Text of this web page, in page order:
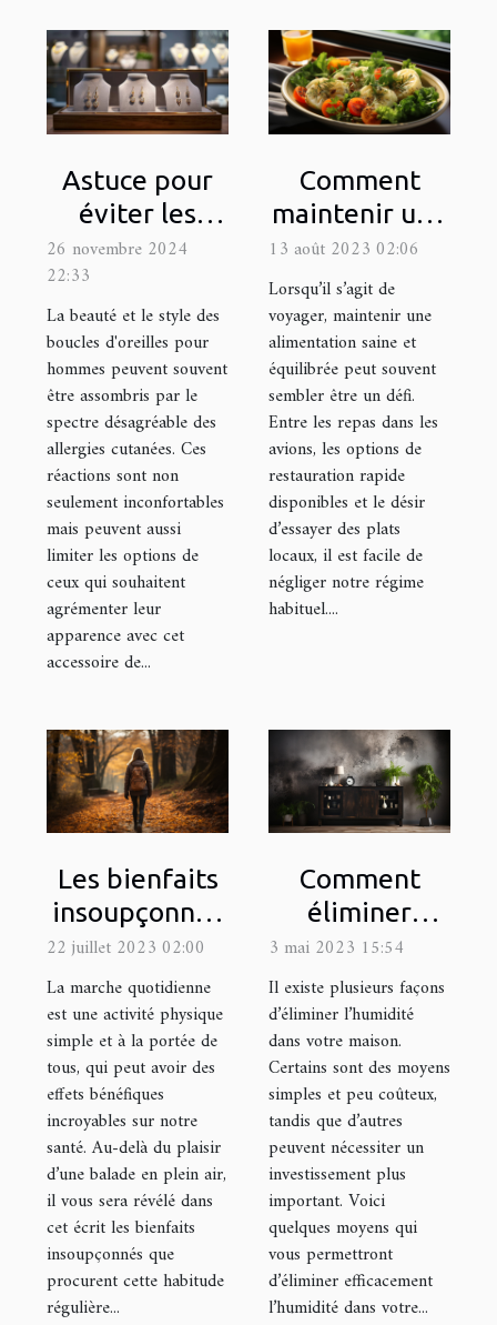
Astuce pour
éviter les
allergies avec
des boucles
d'oreilles pour
hommes
26 novembre 2024
22:33
La beauté et le style des
boucles d'oreilles pour
hommes peuvent souvent
être assombris par le
spectre désagréable des
allergies cutanées. Ces
réactions sont non
seulement inconfortables
mais peuvent aussi
limiter les options de
ceux qui souhaitent
agrémenter leur
apparence avec cet
accessoire de...
Comment
maintenir une
bonne
alimentation
lors de
voyages
13 août 2023 02:06
Lorsqu’il s’agit de
voyager, maintenir une
alimentation saine et
équilibrée peut souvent
sembler être un défi.
Entre les repas dans les
avions, les options de
restauration rapide
disponibles et le désir
d’essayer des plats
locaux, il est facile de
négliger notre régime
habituel....
Les bienfaits
insoupçonnés
de la marche
quotidienne
22 juillet 2023 02:00
La marche quotidienne
est une activité physique
simple et à la portée de
tous, qui peut avoir des
effets bénéfiques
incroyables sur notre
santé. Au-delà du plaisir
d’une balade en plein air,
il vous sera révélé dans
cet écrit les bienfaits
insoupçonnés que
procurent cette habitude
régulière...
Comment
éliminer
efficacement
l'humidité
dans votre
maison ?
3 mai 2023 15:54
Il existe plusieurs façons
d’éliminer l’humidité
dans votre maison.
Certains sont des moyens
simples et peu coûteux,
tandis que d’autres
peuvent nécessiter un
investissement plus
important. Voici
quelques moyens qui
vous permettront
d’éliminer efficacement
l’humidité dans votre...